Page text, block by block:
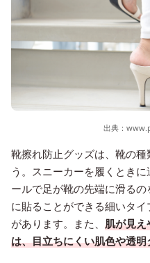
出典：
靴擦れ防止グッズは、靴の
う。スニーカーを履くとき
ールで足が靴の先端に滑る
に貼ることができる細いタ
があります。また、 肌が見え
は、目立ちにくい肌色や透